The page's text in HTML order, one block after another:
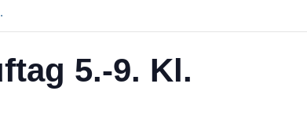
5.-9. Kl.